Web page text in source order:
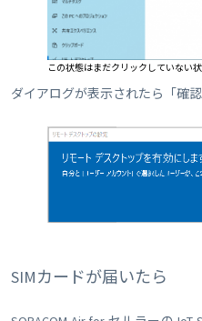
この状態はまだクリックしていない状
ダイアログが表示されたら「確
SIMカードが届いたら